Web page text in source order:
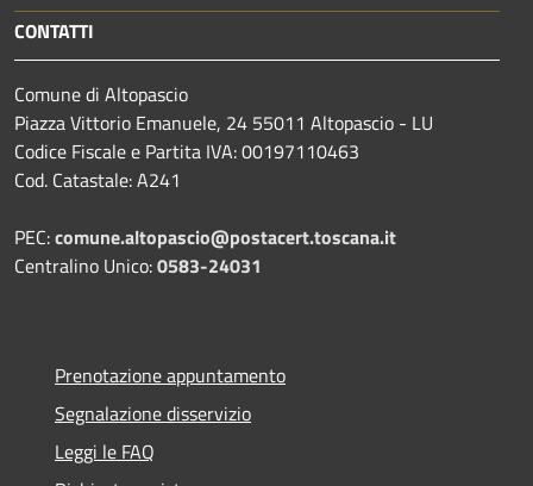
CONTATTI
Comune di Altopascio
Piazza Vittorio Emanuele, 24 55011 Altopascio - LU
Codice Fiscale e Partita IVA: 00197110463
Cod. Catastale: A241
PEC:comune.altopascio@postacert.toscana.it
Centralino Unico:0583-24031
Prenotazione appuntamento
Segnalazione disservizio
Leggi le FAQ